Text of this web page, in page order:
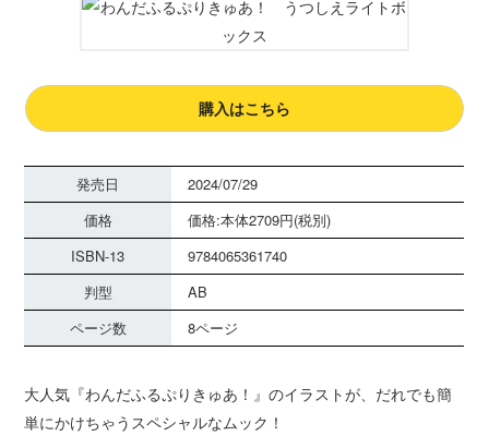
購入はこちら
発売日
2024/07/29
価格
価格:本体2709円(税別)
ISBN-13
9784065361740
判型
AB
ページ数
8ページ
大人気『わんだふるぷりきゅあ！』のイラストが、だれでも簡
単にかけちゃうスペシャルなムック！